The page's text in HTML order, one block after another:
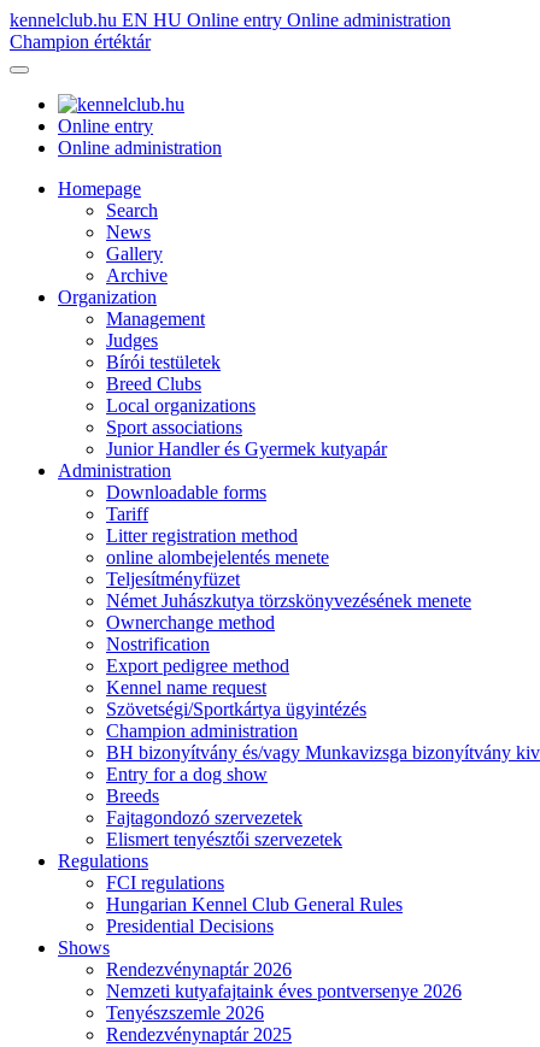
kennelclub.hu EN HU Online entry Online administration
Champion értéktár
Online entry
Online administration
Homepage
Search
News
Gallery
Archive
Organization
Management
Judges
Bírói testületek
Breed Clubs
Local organizations
Sport associations
Junior Handler és Gyermek kutyapár
Administration
Downloadable forms
Tariff
Litter registration method
online alombejelentés menete
Teljesítményfüzet
Német Juhászkutya törzskönyvezésének menete
Ownerchange method
Nostrification
Export pedigree method
Kennel name request
Szövetségi/Sportkártya ügyintézés
Champion administration
BH bizonyítvány és/vagy Munkavizsga bizonyítvány
Entry for a dog show
Breeds
Fajtagondozó szervezetek
Elismert tenyésztői szervezetek
Regulations
FCI regulations
Hungarian Kennel Club General Rules
Presidential Decisions
Shows
Rendezvénynaptár 2026
Nemzeti kutyafajtaink éves pontversenye 2026
Tenyészszemle 2026
Rendezvénynaptár 2025